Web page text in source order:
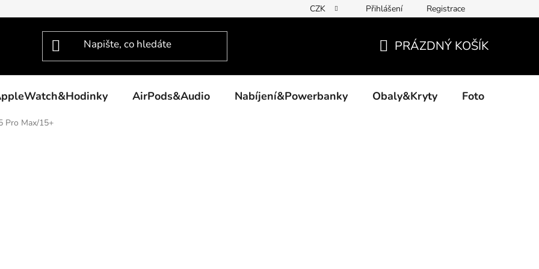
CZK Přihlášení Registrace
KOŠÍK
PRÁZDNÝ KOŠÍK
AirPods&Audio Nabíjení&Powerbanky Obaly&Kryty Foto
Pro Max/15+